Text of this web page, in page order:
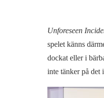
Unforeseen
spelet känns
dockat eller i
inte tänker på det